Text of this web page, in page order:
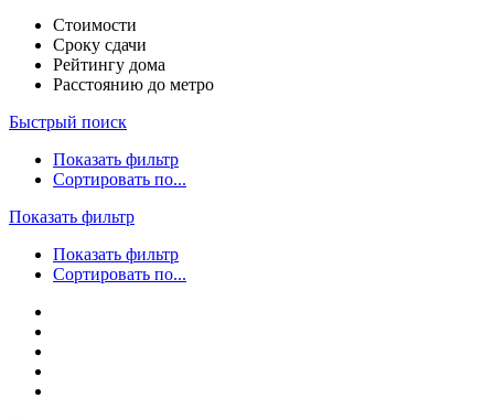
Стоимости
Сроку сдачи
Рейтингу дома
Расстоянию до метро
Быстрый поиск
Показать фильтр
Сортировать по...
Показать фильтр
Показать фильтр
Сортировать по...